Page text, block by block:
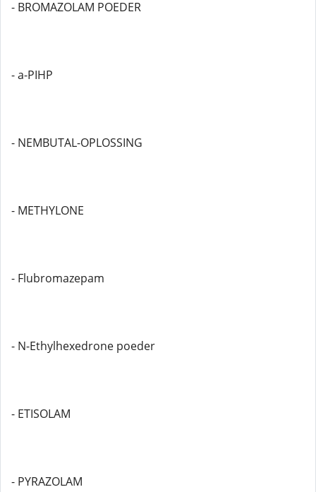
- BROMAZOLAM POEDER
- a-PIHP
- NEMBUTAL-OPLOSSING
- METHYLONE
- Flubromazepam
- N-Ethylhexedrone poeder
- ETISOLAM
- PYRAZOLAM